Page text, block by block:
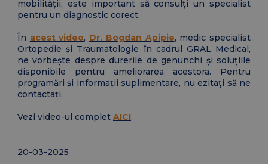
mobilității, este important să consulți un specialist
pentru un diagnostic corect.
În acest video, Dr. Bogdan Apipie, medic specialist
Ortopedie și Traumatologie în cadrul GRAL Medical,
ne vorbește despre durerile de genunchi și soluțiile
disponibile pentru ameliorarea acestora. Pentru
programări și informații suplimentare, nu ezitați să ne
contactați.
Vezi video-ul complet AICI.
20-03-2025